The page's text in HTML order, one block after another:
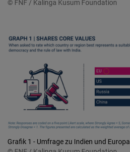
© FNF / Kalinga Kusum Foundation
Grafik 1 - Umfrage zu Indien und Europa